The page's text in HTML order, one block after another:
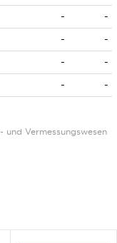
-
-
-
-
-
-
- -
und Vermessungswesen